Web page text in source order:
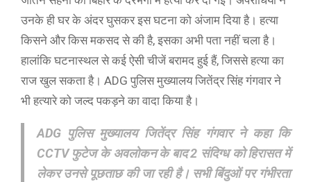
उनके ही घर के अंदर घुसकर इस घटना को अंजाम दिया है। हत्या
किसने और किस मकसद से की है, इसका अभी पता नहीं चला है।
हालांकि घटनास्थल से कई ऐसी चीजें बरामद हुई हैं, जिससे हत्या का
राज खुल सकता है। ADG पुलिस मुख्यालय जितेंद्र सिंह गंगवार ने
भी हत्यारे को जल्द पकड़ने का वादा किया है।
ADG पुलिस मुख्यालय जितेंद्र सिंह गंगवार ने कहा कि
CCTV फुटेज के अवलोकन के बाद 2 संदिग्ध को हिरासत में
लेकर उनसे पूछताछ की जा रही है। सभी बिंदुओं पर गंभीरता